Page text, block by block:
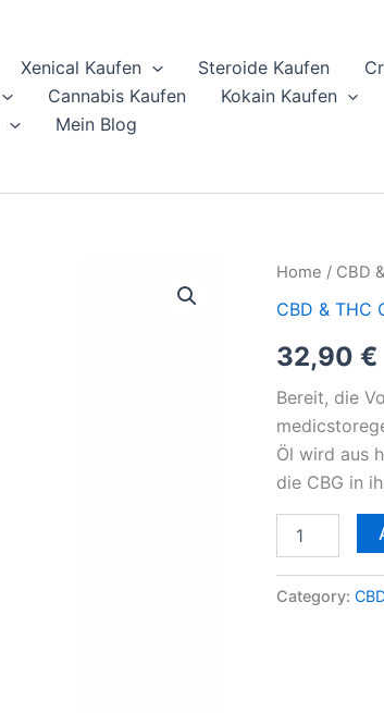
Xenical Kaufen Steroide Kaufen
Cannabis Kaufen Kokain Kaufen
Mein Blog
Home / CBD
CBD & THC
32,90 €
Bereit, die
Öl wird aus
die CBG in
CBG
5%
erhältlich
quantity
Category: